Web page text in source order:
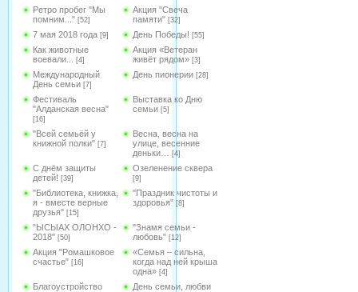
Ретро пробег "Мы
помним..." [52]
Акция "Свеча
памяти" [32]
7 мая 2018 года [9] День Победы! [55]
Как животные
воевали...
[4]
Акция «Ветеран
живёт рядом» [3]
Международный
День семьи [7]
День пионерии [28]
Фестиваль
"Алданская весна"
[16]
Выставка ко Дню
семьи [5]
"Всей семьёй у
книжной полки" [7]
Весна, весна на
улице, весенние
деньки…
[4]
С днём защиты
детей! [39]
Озеленение сквера
[9]
"Библиотека, книжка,
я - вместе верные
друзья" [15]
"Праздник чистоты и
здоровья" [8]
"ЫСЫАХ ОЛОНХО -
2018" [50]
"Знамя семьи -
любовь" [12]
Акция "Ромашковое
счастье" [16]
«Семья – сильна,
когда над ней крыша
одна» [4]
Благоустройство
День семьи, любви